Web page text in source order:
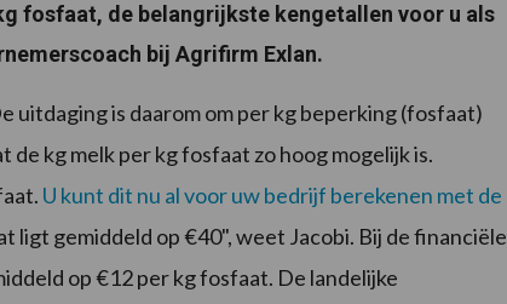
fosfaat, de belangrijkste kengetallen voor u als
bij Agrifirm Exlan.
uitdaging is daarom om per kg beperking (fosfaat)
kg melk per kg fosfaat zo hoog mogelijk is.
U kunt dit nu al voor uw bedrijf berekenen met de
ligt gemiddeld op €40", weet Jacobi. Bij de financiële
op €12 per kg fosfaat. De landelijke